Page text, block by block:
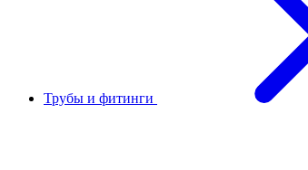
Трубы и фитинги